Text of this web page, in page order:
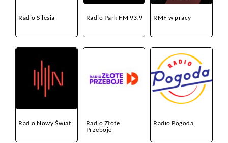
Radio Silesia Radio Park FM 93.9 RMF w pracy
Radio Nowy Świat
Radio Złote
Przeboje
Radio Pogoda